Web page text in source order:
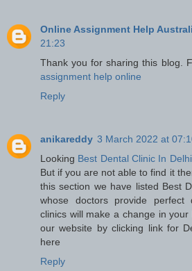
Online Assignment Help
21:23
Thank you for sharing this blog.
assignment help online
Reply
anikareddy 3 March 2022 at
Looking Best Dental Clinic In
But if you are not able to find it
this section we have listed Best
whose doctors provide perfect
clinics will make a change in
our website by clicking link for
here
Reply